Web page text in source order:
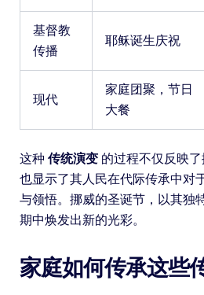
基督教
传播
耶稣诞生庆祝
现代
家庭团聚，节日
大餐
这种 传统演变的过程不仅反映了
也显示了其人民在代际传承中对
与领悟。挪威的圣诞节，以其独
期中焕发出新的光彩。
家庭如何传承这些